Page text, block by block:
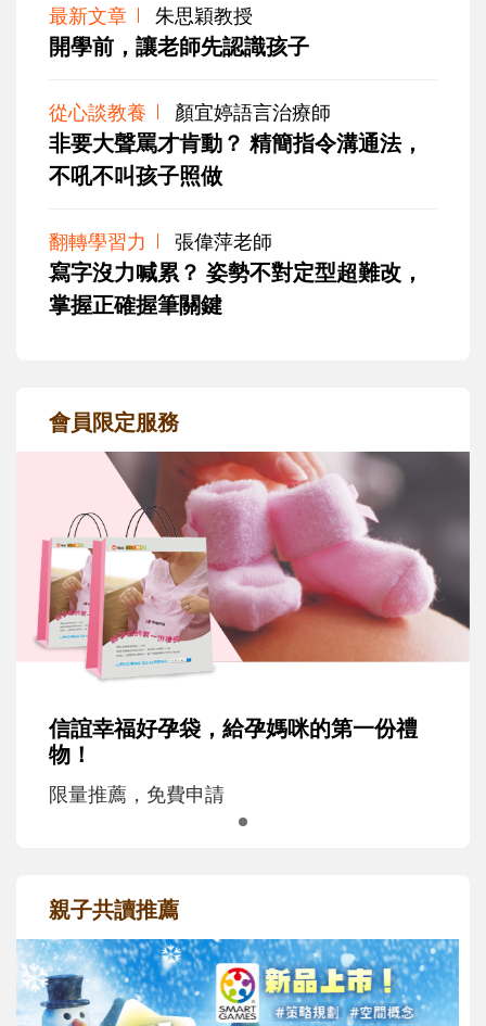
最新文章 朱思穎教授
開學前，讓老師先認識孩子
從心談教養 顏宜婷語言治療師
非要大聲罵才肯動？ 精簡指令溝通法，
不吼不叫孩子照做
翻轉學習力 張偉萍老師
寫字沒力喊累？ 姿勢不對定型超難改，
掌握正確握筆關鍵
會員限定服務
信誼幸福好孕袋，給孕媽咪的第一份禮
物！
限量推薦，免費申請
親子共讀推薦